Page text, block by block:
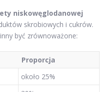
niskowęglodanowej
skrobiowych i cukrów.
być zrównoważone:
Proporcja
około 25%